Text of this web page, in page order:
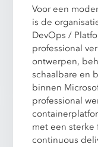
Voor een
is de
DevOps /
professional
ontwerpen,
schaalbare en
binnen
professional
met een
continuous